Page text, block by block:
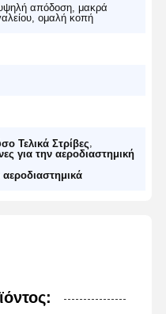
απόδοση, μακρά
ομαλή κοπή
Τελικά Στρίβες
για την αεροδιαστημική